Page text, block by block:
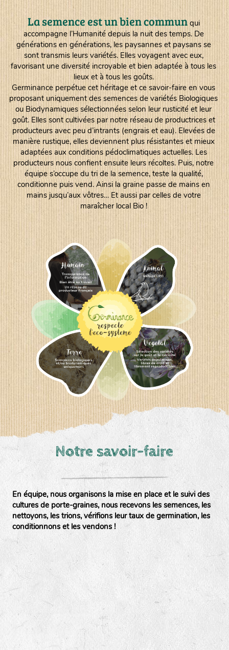
La semence est un bien commun qui
accompagne l’Humanité depuis la nuit des temps. De
générations en générations, les paysannes et paysans se
sont transmis leurs variétés. Elles voyagent avec eux,
favorisant une diversité incroyable et bien adaptée à tous les
lieux et à tous les goûts.
Germinance perpétue cet héritage et ce savoir-faire en vous
proposant uniquement des semences de variétés Biologiques
ou Biodynamiques sélectionnées selon leur rusticité et leur
goût. Elles sont cultivées par notre réseau de productrices et
producteurs avec peu d’intrants (engrais et eau). Elevées de
manière rustique, elles deviennent plus résistantes et mieux
adaptées aux conditions pédoclimatiques actuelles. Les
producteurs nous confient ensuite leurs récoltes. Puis, notre
équipe s’occupe du tri de la semence, teste la qualité,
conditionne puis vend. Ainsi la graine passe de mains en
mains jusqu’aux vôtres… Et aussi par celles de votre
maraîcher local Bio !
Notre savoir-faire
En équipe, nous organisons la mise en place et le suivi des
cultures de porte-graines, nous recevons les semences, les
nettoyons, les trions, vérifions leur taux de germination, les
conditionnons et les vendons !